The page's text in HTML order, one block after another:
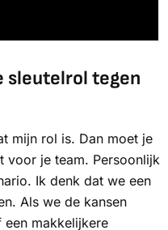
sleutelrol tegen
mijn rol is. Dan moet je
voor je team. Persoonlijk
Ik denk dat we een
Als we de kansen
makkelijkere